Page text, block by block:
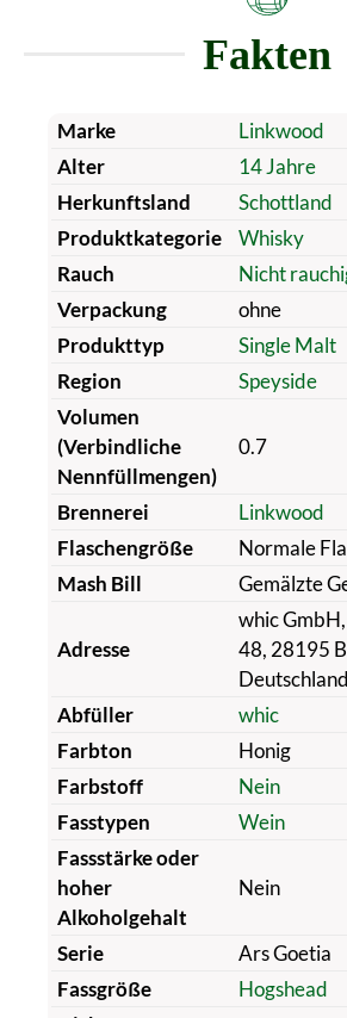
Fakten
Marke
Linkwood
Alter
14 Jahre
Herkunftsland
Schottland
Produktkategorie
Whisky
Rauch
Nicht
Verpackung
ohne
Produkttyp
Single Malt
Region
Speyside
Volumen
(Verbindliche
Nennfüllmengen)
0.7
Brennerei
Linkwood
Flaschengröße
Normale
Mash Bill
Gemälzte
Adresse
whic
48, 28195
Deutschland
Abfüller
whic
Farbton
Honig
Farbstoff
Nein
Fasstypen
Wein
Fassstärke oder
hoher
Alkoholgehalt
Nein
Serie
Ars Goetia
Fassgröße
Hogshead